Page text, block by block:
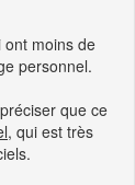
ont moins de
personnel.
que ce
, qui est très